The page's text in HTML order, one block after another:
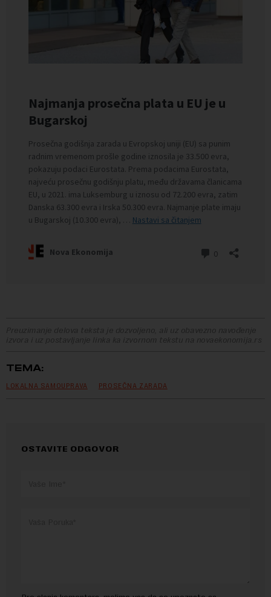
Preuzimanje delova teksta je dozvoljeno, ali uz obavezno navođenje
izvora i uz postavljanje linka ka izvornom tekstu na novaekonomija.rs
TEMA:
LOKALNA SAMOUPRAVA PROSEČNA ZARADA
OSTAVITE ODGOVOR